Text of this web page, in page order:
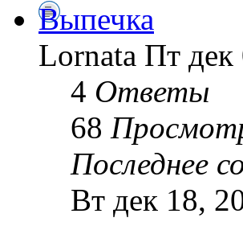
Выпечка
Lornata Пт
4 Ответы
68
Последнее
Вт дек 18,